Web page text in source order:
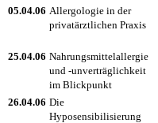
05.04.06 Allergologie in der
privatärztlichen Praxis
25.04.06 Nahrungsmittelallergie
und -unverträglichkeit
im Blickpunkt
26.04.06 Die
Hyposensibilisierung